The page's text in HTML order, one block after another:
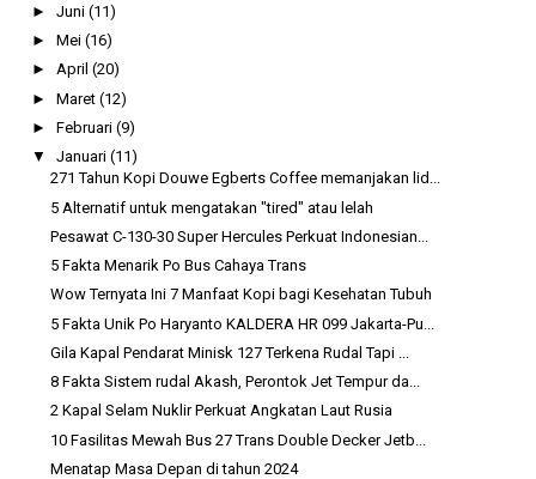
► Juni (11)
► Mei (16)
► April (20)
► Maret (12)
► Februari (9)
▼ Januari (11)
271 Tahun Kopi Douwe Egberts Coffee memanjakan lid...
5 Alternatif untuk mengatakan "tired" atau lelah
Pesawat C-130-30 Super Hercules Perkuat Indonesian...
5 Fakta Menarik Po Bus Cahaya Trans
Wow Ternyata Ini 7 Manfaat Kopi bagi Kesehatan Tubuh
5 Fakta Unik Po Haryanto KALDERA HR 099 Jakarta-Pu...
Gila Kapal Pendarat Minisk 127 Terkena Rudal Tapi ...
8 Fakta Sistem rudal Akash, Perontok Jet Tempur da...
2 Kapal Selam Nuklir Perkuat Angkatan Laut Rusia
10 Fasilitas Mewah Bus 27 Trans Double Decker Jetb...
Menatap Masa Depan di tahun 2024